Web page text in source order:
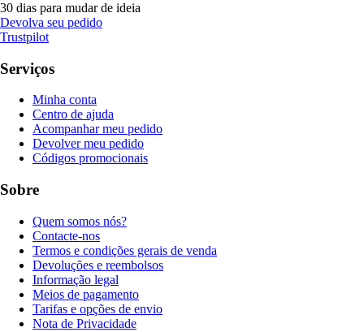
30 dias para mudar de ideia
Devolva seu pedido
Trustpilot
Serviços
Minha conta
Centro de ajuda
Acompanhar meu pedido
Devolver meu pedido
Códigos promocionais
Sobre
Quem somos nós?
Contacte-nos
Termos e condições gerais de venda
Devoluções e reembolsos
Informação legal
Meios de pagamento
Tarifas e opções de envio
Nota de Privacidade